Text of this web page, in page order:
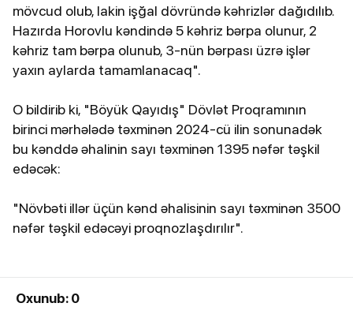
mövcud olub, lakin işğal dövründə kəhrizlər dağıdılıb.
Hazırda Horovlu kəndində 5 kəhriz bərpa olunur, 2
kəhriz tam bərpa olunub, 3-nün bərpası üzrə işlər
yaxın aylarda tamamlanacaq".
O bildirib ki, "Böyük Qayıdış" Dövlət Proqramının
birinci mərhələdə təxminən 2024-cü ilin sonunadək
bu kənddə əhalinin sayı təxminən 1395 nəfər təşkil
edəcək:
"Növbəti illər üçün kənd əhalisinin sayı təxminən 3500
nəfər təşkil edəcəyi proqnozlaşdırılır".
Oxunub: 0